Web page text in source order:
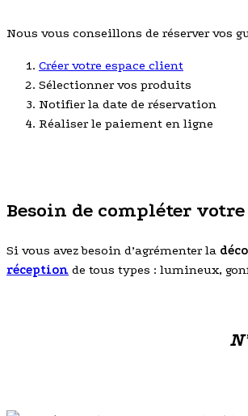
Nous vous conseillons de réserver vos
Créer votre espace client
Sélectionner vos produits
Notifier la date de réservation
Réaliser le paiement en ligne
Besoin de compléter
Si vous avez besoin d’agrémenter la
réception de tous types : lumineux,